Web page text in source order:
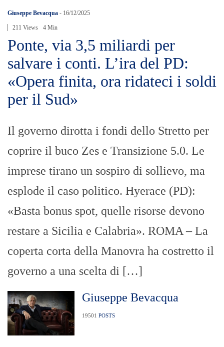
Giuseppe Bevacqua - 16/12/2025
211 Views 4 Min
Ponte, via 3,5 miliardi per
salvare i conti. L’ira del PD:
«Opera finita, ora ridateci i soldi
per il Sud»
Il governo dirotta i fondi dello Stretto per
coprire il buco Zes e Transizione 5.0. Le
imprese tirano un sospiro di sollievo, ma
esplode il caso politico. Hyerace (PD):
«Basta bonus spot, quelle risorse devono
restare a Sicilia e Calabria». ROMA – La
coperta corta della Manovra ha costretto il
governo a una scelta di […]
Giuseppe Bevacqua
19501 POSTS